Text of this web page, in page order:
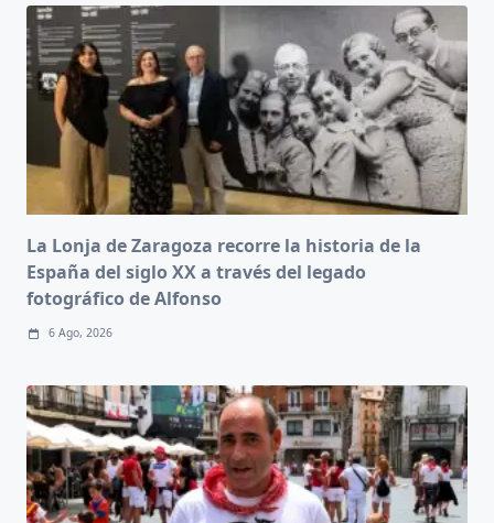
La Lonja de Zaragoza recorre la historia de la
España del siglo XX a través del legado
fotográfico de Alfonso
6 Ago, 2026